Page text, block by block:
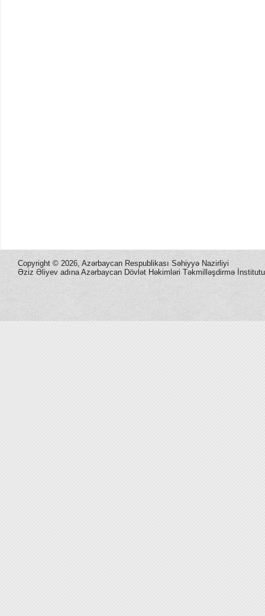
Copyright © 2026, Azərbaycan Respublikası Səhiyyə Nazirliyi
Əziz Əliyev adına Azərbaycan Dövlət Həkimləri Təkmilləşdirmə İnstitutu